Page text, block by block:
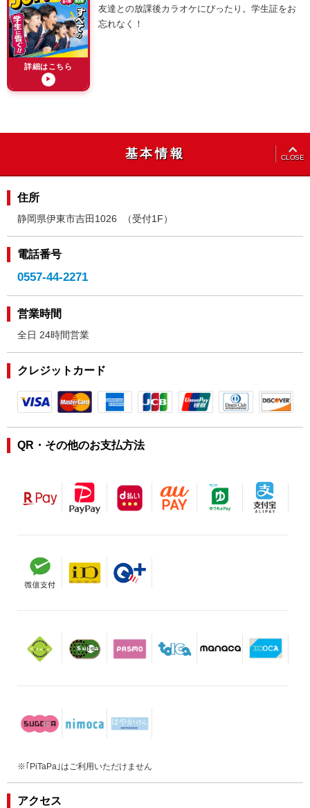
詳細はこちら
▶
友達との放課後カラオケにぴったり。学生証をお
忘れなく！
基本情報 CLOSE
住所
静岡県伊東市吉田1026 （受付1F）
電話番号
0557-44-2271
営業時間
全日 24時間営業
クレジットカード
QR・その他のお支払方法
※｢PiTaPa｣はご利用いただけません
アクセス